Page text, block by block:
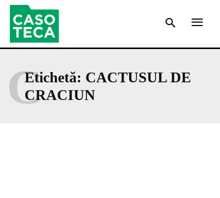
Etichetă: CACTUSUL DE
CRACIUN
C